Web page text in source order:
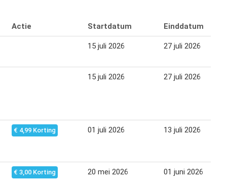
Actie Startdatum Einddatum
15 juli 2026 27 juli 2026
15 juli 2026 27 juli 2026
€ 4,99 Korting 01 juli 2026 13 juli 2026
€ 3,00 Korting 20 mei 2026 01 juni 2026